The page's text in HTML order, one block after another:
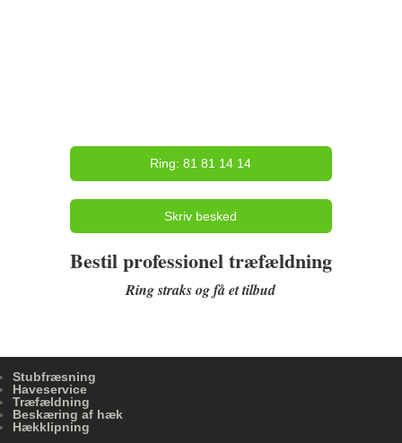
Ring: 81 81 14 14
Skriv besked
Bestil professionel træfældning
Ring straks og få et tilbud
Stubfræsning
Haveservice
Træfældning
Beskæring af hæk
Hækklipning